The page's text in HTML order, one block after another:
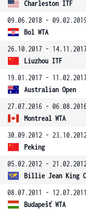
Charleston ITF
09.06.2018 -
Bol WTA
26.10.2017 -
Liuzhou ITF
19.01.2017 -
Australian Open
27.07.2016 -
Montreal WTA
30.09.2012 -
Peking
05.02.2012 -
Billie Jean King
08.07.2011 - 12.07.2011
Budapešť WTA